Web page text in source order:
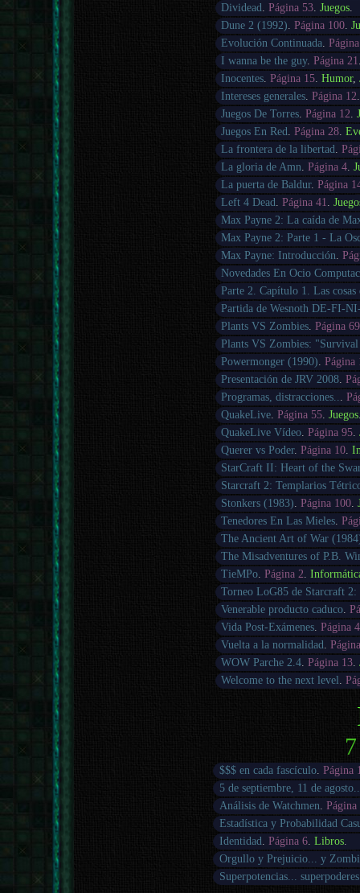
Dividead .Página 53 .Juegos
Dune 2 (1992) .Página 100 .
Evolución Continuada .
I wanna be the guy.Página 21
Inocentes .Página 15 .Humor,
Intereses generales .Página 12
Juegos De Torres .Página 12 .
Juegos En Red .Página 28 .
La frontera de la libertad .
La gloria de Amn .Página 4 .
La puerta de Baldur.Página
Left 4 Dead .Página 41 .
Max Payne 2: La caída de
Max Payne 2: Parte 1 - La
Max Payne: Introducción .
Novedades En Ocio
Parte 2. Capítulo 1. Las
Partida de Wesnoth DE-FI-
Plants VS Zombies .Página 69
Plants VS Zombies:
Powermonger (1990) .Página
Presentación de JRV 2008 .
Programas, distracciones..
.
QuakeLive .Página 55 .Juegos
QuakeLive Vídeo .Página 95 .
Querer vs Poder.Página 10 .
StarCraft II: Heart of the
Starcraft 2: Templarios
Stonkers (1983) .Página 100 .
Tenedores En Las Mieles .
The Ancient Art of War
The Misadventures of P.B.
TieMPo .Página 2 .
Torneo LoG85 de Starcraft
Venerable producto caduco .
Vida Post-Exámenes .Página
Vuelta a la normalidad .
WOW Parche 2.4 .Página 13 .
Welcome to the next level .
$$$ en cada fascículo. Página
5 de septiembre, 11 de
Análisis de Watchmen. Página
Estadística y Probabilidad
Identidad. Página 6. Libros.
Orgullo y Prejuicio... y
Superpotencias... superpoderes